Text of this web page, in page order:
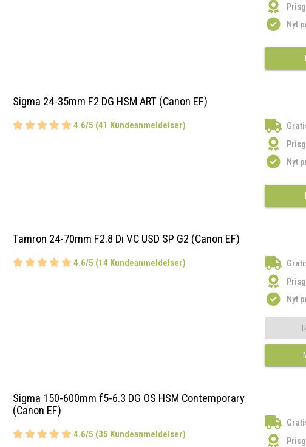
Nyt
Sigma 24-35mm F2 DG HSM ART (Canon EF)
4.6/5 (41 Kundeanmeldelser)
Nyt
Tamron 24-70mm F2.8 Di VC USD SP G2 (Canon EF)
4.6/5 (14 Kundeanmeldelser)
Nyt
Sigma 150-600mm f5-6.3 DG OS HSM Contemporary
(Canon EF)
4.6/5 (35 Kundeanmeldelser)